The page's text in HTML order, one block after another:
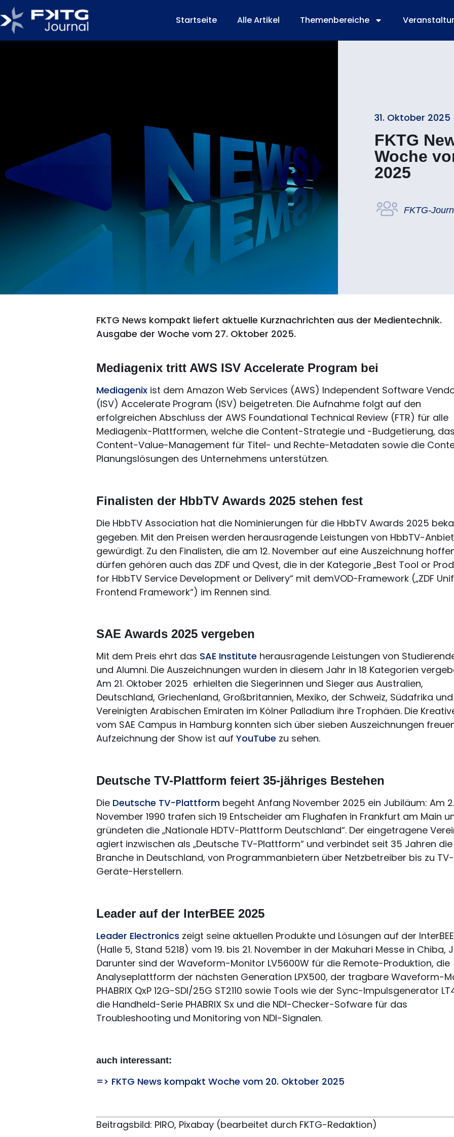
Startseite Alle Artikel Themenbereiche
31. Oktober 2025
FKTG
Woche
2025
FKTG-
FKTG News kompakt liefert aktuelle Kurznachrichten aus der Medientechnik.
Ausgabe der Woche vom 27. Oktober 2025.
Mediagenix tritt AWS ISV Accelerate Program bei
Mediagenix ist dem Amazon Web Services (AWS) Independent Software
(ISV) Accelerate Program (ISV) beigetreten. Die Aufnahme folgt auf den
erfolgreichen Abschluss der AWS Foundational Technical Review (FTR) für alle
Mediagenix-Plattformen, welche die Content-Strategie und -Budgetierung, das
Content-Value-Management für Titel- und Rechte-Metadaten sowie die
Planungslösungen des Unternehmens unterstützen.
Finalisten der HbbTV Awards 2025 stehen fest
Die HbbTV Association hat die Nominierungen für die HbbTV Awards 2025
gegeben. Mit den Preisen werden herausragende Leistungen von HbbTV-
gewürdigt. Zu den Finalisten, die am 12. November auf eine Auszeichnung
dürfen gehören auch das ZDF und Qvest, die in der Kategorie „Best Tool or
for HbbTV Service Development or Delivery“ mit demVOD-Framework („ZDF
Frontend Framework“) im Rennen sind.
SAE Awards 2025 vergeben
Mit dem Preis ehrt das SAE Institute herausragende Leistungen von
und Alumni. Die Auszeichnungen wurden in diesem Jahr in 18 Kategorien
Am 21. Oktober 2025 erhielten die Siegerinnen und Sieger aus Australien,
Deutschland, Griechenland, Großbritannien, Mexiko, der Schweiz, Südafrika
Vereinigten Arabischen Emiraten im Kölner Palladium ihre Trophäen. Die
vom SAE Campus in Hamburg konnten sich über sieben Auszeichnungen
Aufzeichnung der Show ist auf YouTube zu sehen.
Deutsche TV-Plattform feiert 35-jähriges Bestehen
Die Deutsche TV-Plattform begeht Anfang November 2025 ein Jubiläum: Am 2.
November 1990 trafen sich 19 Entscheider am Flughafen in Frankfurt am Main
gründeten die „Nationale HDTV-Plattform Deutschland“. Der eingetragene
agiert inzwischen als „Deutsche TV-Plattform“ und verbindet seit 35 Jahren
Branche in Deutschland, von Programmanbietern über Netzbetreiber bis zu TV-
Geräte-Herstellern.
Leader auf der InterBEE 2025
Leader Electronics zeigt seine aktuellen Produkte und Lösungen auf der
(Halle 5, Stand 5218) vom 19. bis 21. November in der Makuhari Messe in Chiba,
Darunter sind der Waveform-Monitor LV5600W für die Remote-Produktion, die
Analyseplattform der nächsten Generation LPX500, der tragbare Waveform-
PHABRIX QxP 12G-SDI/25G ST2110 sowie Tools wie der Sync-Impulsgenerator
die Handheld-Serie PHABRIX Sx und die NDI-Checker-Sofware für das
Troubleshooting und Monitoring von NDI-Signalen.
auch interessant:
=> FKTG News kompakt Woche vom 20. Oktober 2025
Beitragsbild: PIRO, Pixabay (bearbeitet durch FKTG-Redaktion)